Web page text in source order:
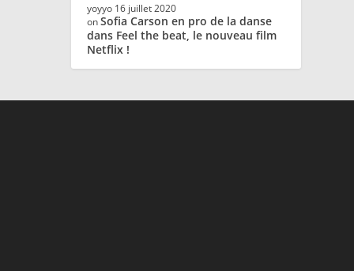
yoyyo 16 juillet 2020
onSofia Carson en pro de la danse
dans Feel the beat, le nouveau film
Netflix !